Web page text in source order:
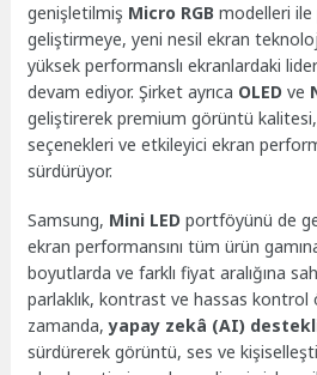
genişletilmiş Micro RGB modelleri
geliştirmeye, yeni nesil ekran
yüksek performanslı ekranlardaki
devam ediyor. Şirket ayrıca OLED ve
geliştirerek premium görüntü
seçenekleri ve etkileyici ekran
sürdürüyor.
Samsung, Mini LED portföyünü de
ekran performansını tüm ürün
boyutlarda ve farklı fiyat aralığına
parlaklık, kontrast ve hassas kontrol
zamanda,yapay zekâ (AI)
sürdürerek görüntü, ses ve